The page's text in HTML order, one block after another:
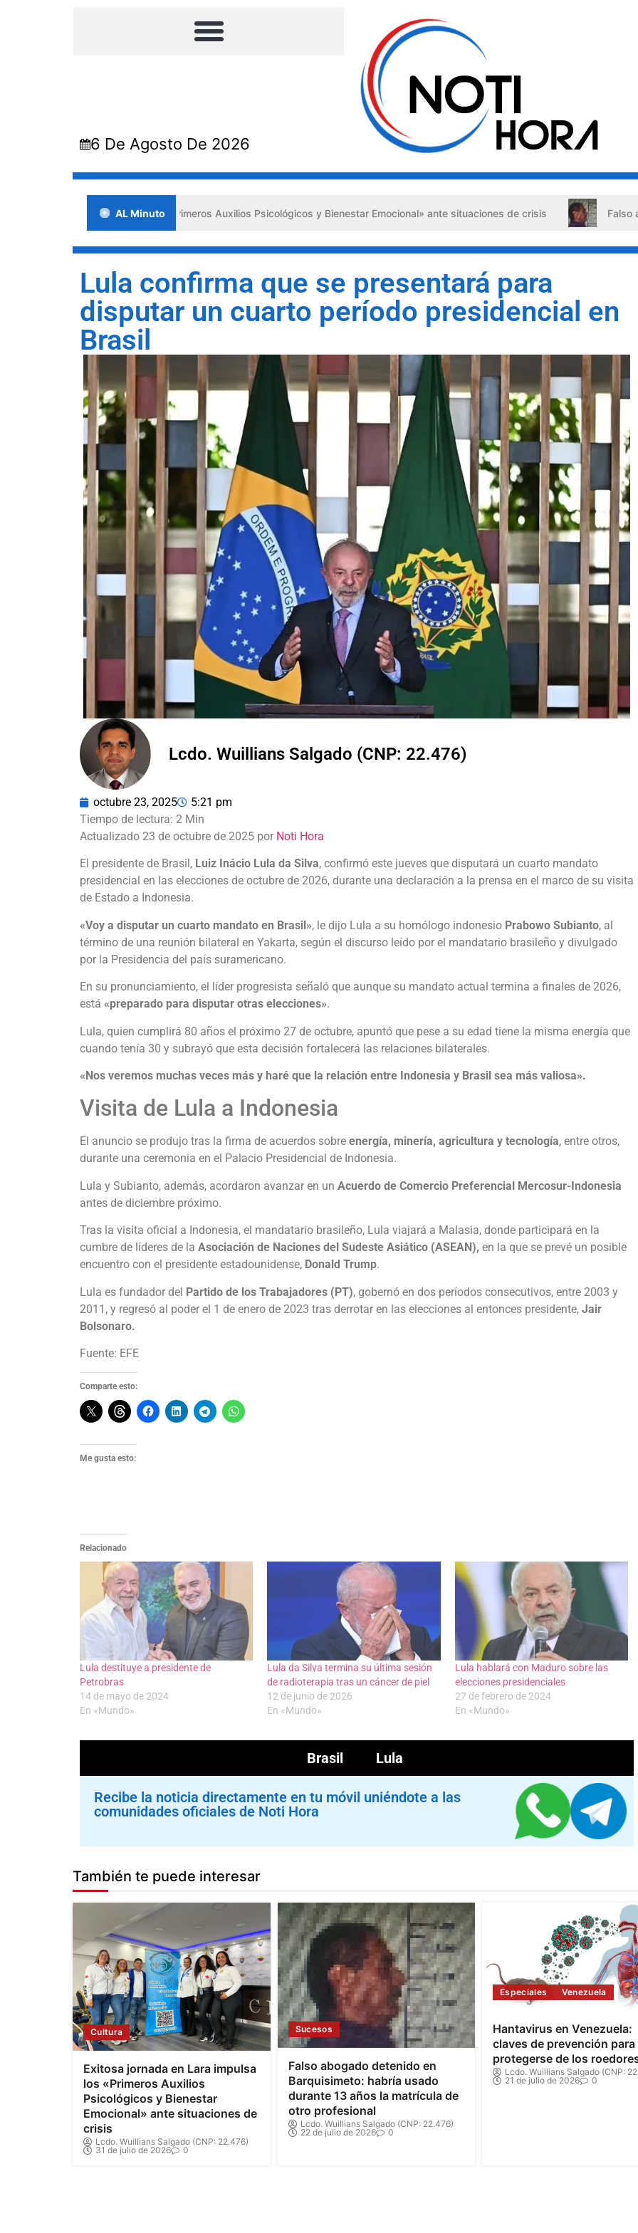
6 De Agosto De 2026
AL Minuto
en Lara impulsa los «Primeros Auxilios Psicológicos y Bienestar Emocional» ante situaciones de crisis Falso abogado
Lula confirma que se presentará para
disputar un cuarto período presidencial en
Brasil
Lcdo. Wuillians Salgado (CNP: 22.476)
octubre 23, 2025 5:21 pm
Actualizado 23 de octubre de 2025 por Noti Hora
El presidente de Brasil, Luiz Inácio Lula da Silva, confirmó este jueves que disputará un cuarto mandato
presidencial en las elecciones de octubre de 2026, durante una declaración a la prensa en el marco de su visita
de Estado a Indonesia.
«Voy a disputar un cuarto mandato en Brasil», le dijo Lula a su homólogo indonesio Prabowo Subianto, al
término de una reunión bilateral en Yakarta, según el discurso leído por el mandatario brasileño y divulgado
por la Presidencia del país suramericano.
En su pronunciamiento, el líder progresista señaló que aunque su mandato actual termina a finales de 2026,
está «preparado para disputar otras elecciones».
Lula, quien cumplirá 80 años el próximo 27 de octubre, apuntó que pese a su edad tiene la misma energía que
cuando tenía 30 y subrayó que esta decisión fortalecerá las relaciones bilaterales.
«Nos veremos muchas veces más y haré que la relación entre Indonesia y Brasil sea más valiosa».
Visita de Lula a Indonesia
El anuncio se produjo tras la firma de acuerdos sobre energía, minería, agricultura y tecnología, entre otros,
durante una ceremonia en el Palacio Presidencial de Indonesia.
Lula y Subianto, además, acordaron avanzar en un Acuerdo de Comercio Preferencial Mercosur-Indonesia
antes de diciembre próximo.
Tras la visita oficial a Indonesia, el mandatario brasileño, Lula viajará a Malasia, donde participará en la
cumbre de líderes de la Asociación de Naciones del Sudeste Asiático (ASEAN), en la que se prevé un posible
encuentro con el presidente estadounidense, Donald Trump.
Lula es fundador del Partido de los Trabajadores (PT), gobernó en dos períodos consecutivos, entre 2003 y
2011, y regresó al poder el 1 de enero de 2023 tras derrotar en las elecciones al entonces presidente, Jair
Bolsonaro.
Fuente: EFE
Comparte esto:
Me gusta esto:
Relacionado
Lula destituye a presidente de
Petrobras
14 de mayo de 2024
En «Mundo»
Lula da Silva termina su última sesión
de radioterapia tras un cáncer de piel
12 de junio de 2026
En «Mundo»
Lula hablará con Maduro sobre las
elecciones presidenciales
27 de febrero de 2024
En «Mundo»
Brasil Lula
Recibe la noticia directamente en tu móvil uniéndote a las
comunidades oficiales de Noti Hora
También te puede interesar
Cultura
Exitosa jornada en Lara impulsa
los «Primeros Auxilios
Psicológicos y Bienestar
Emocional» ante situaciones de
crisis
Lcdo. Wuillians Salgado (CNP: 22.476)
31 de julio de 2026
0
Sucesos
Falso abogado detenido en
Barquisimeto: habría usado
durante 13 años la matrícula de
otro profesional
Lcdo. Wuillians Salgado (CNP: 22.476)
22 de julio de 2026
0
Especiales Venezuela
Hantavirus en Venezuela:
claves de prevención para
protegerse de los
Lcdo. Wuillians Salgado (CNP:
21 de julio de 2026
0